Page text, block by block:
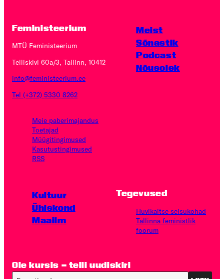
Feministeerium
MTÜ Feministeerium
Telliskivi 60a/3, Tallinn, 10412
info@feministeerium.ee
Tel (+372) 5330 8262
Meie paberimajandus
Toetajad
Müügitingimused
Kasutus­tingimused
RSS
Meist
Sõnastik
Podcast
Nõusolek
Kultuur
Ühiskond
Maailm
Tegevused
Huvikaitse seisukohad
Tallinna feministlik
foorum
Ole kursis – telli uudiskiri